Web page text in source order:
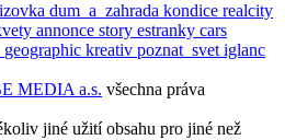
dum_a_zahrada kondice realcity
annonce story estranky cars
kreativ poznat_svet iglanc
MEDIA a.s. všechna práva
jiné užití obsahu pro jiné než